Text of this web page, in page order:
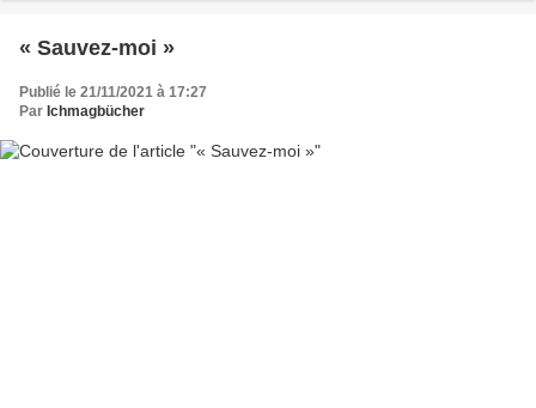
« Sauvez-moi »
Publié le 21/11/2021 à 17:27
Par Ichmagbücher